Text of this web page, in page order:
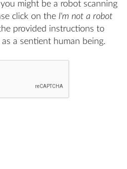
might be a robot scanning
click on the I'm not a robot
provided instructions to
a sentient human being.